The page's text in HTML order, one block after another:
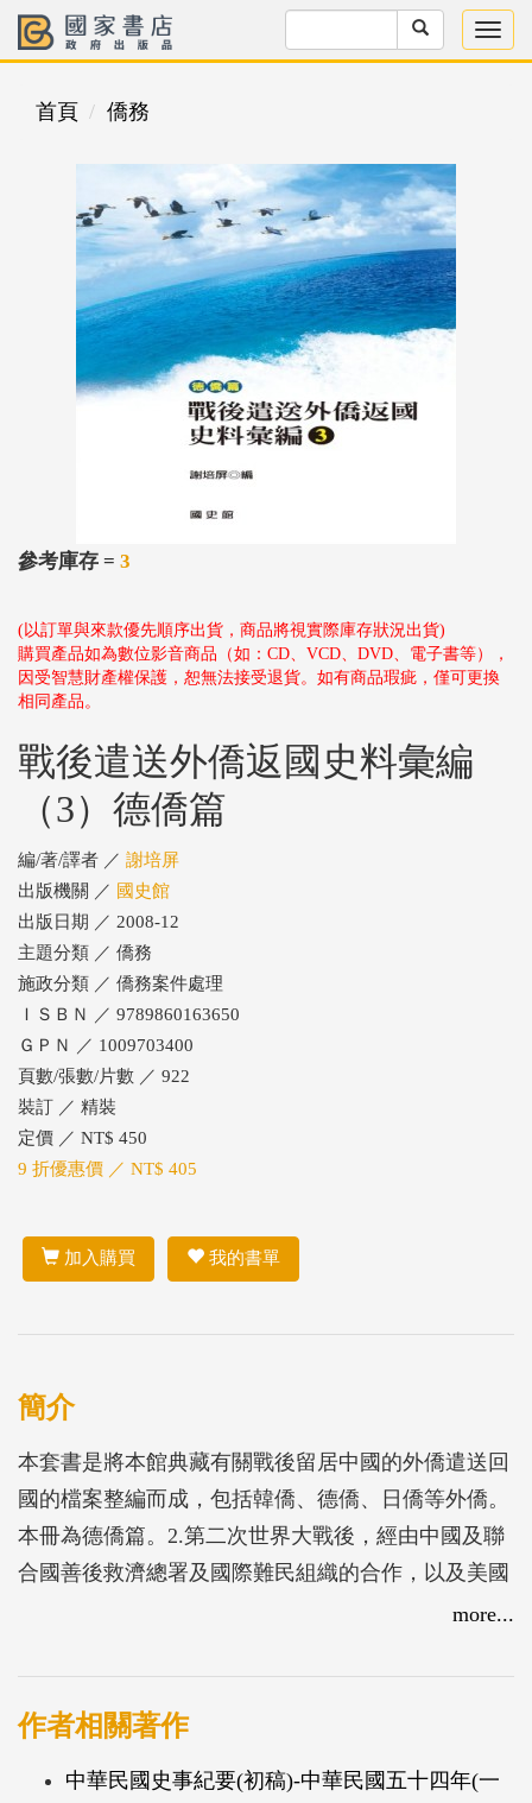
首頁 僑務
參考庫存 = 3
(以訂單與來款優先順序出貨，商品將視實際庫存狀況出貨)
購買產品如為數位影音商品（如：CD、VCD、DVD、電子書等），
因受智慧財產權保護，恕無法接受退貨。如有商品瑕疵，僅可更換
相同產品。
戰後遣送外僑返國史料彙編
（3）德僑篇
編/著/譯者 ／ 謝培屏
出版機關 ／ 國史館
出版日期 ／ 2008-12
主題分類 ／ 僑務
施政分類 ／ 僑務案件處理
ＩＳＢＮ ／ 9789860163650
ＧＰＮ ／ 1009703400
頁數/張數/片數 ／ 922
裝訂 ／ 精裝
定價 ／ NT$ 450
9 折優惠價 ／ NT$ 405
加入購買 我的書單
簡介
本套書是將本館典藏有關戰後留居中國的外僑遣送回
國的檔案整編而成，包括韓僑、德僑、日僑等外僑。
本冊為德僑篇。2.第二次世界大戰後，經由中國及聯
合國善後救濟總署及國際難民組織的合作，以及美國
的協助，將戰時留居中國的外僑遣送回國，本書即為
more...
作者相關著作
中華民國史事紀要(初稿)-中華民國五十四年(一